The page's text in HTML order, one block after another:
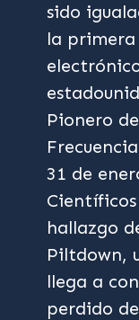
sido
la
Pionero
31 de
hallazgo
Piltdown,
llega a
perdido